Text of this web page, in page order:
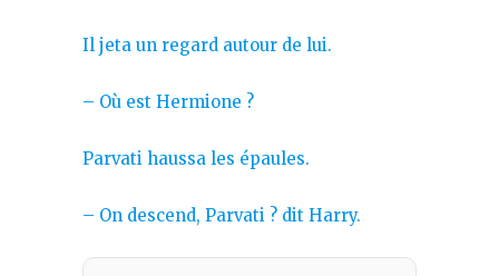
Il jeta un regard autour de lui.
– Où est Hermione ?
Parvati haussa les épaules.
– On descend, Parvati ? dit Harry.